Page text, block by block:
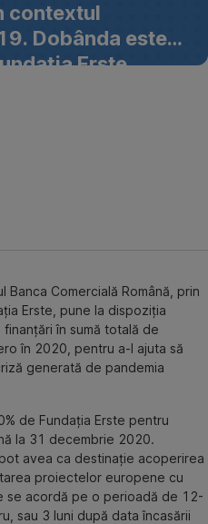
contextul
Dobânda este
Erste
Banca Comercială Română, prin
Erste, pune la dispoziția
în sumă totală de
în 2020, pentru a-l ajuta să
generată de pandemia
de Fundația Erste pentru
la 31 decembrie 2020.
avea ca destinație acoperirea
proiectelor europene cu
se acordă pe o perioadă de 12-
sau 3 luni după data încasării